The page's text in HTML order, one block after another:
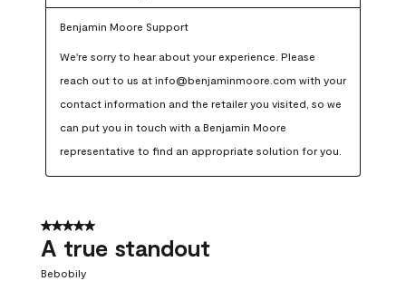
Benjamin Moore Support
We're sorry to hear about your experience. Please
reach out to us at info@benjaminmoore.com with your
contact information and the retailer you visited, so we
can put you in touch with a Benjamin Moore
representative to find an appropriate solution for you.
5 out of 5 stars.
A true standout
Bebobily